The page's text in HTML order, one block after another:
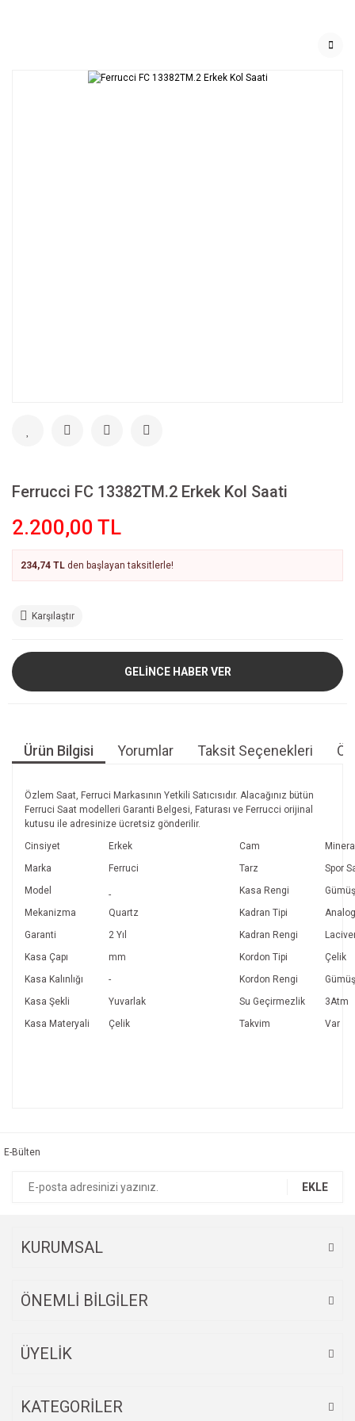
Ferrucci FC 13382TM.2 Erkek Kol Saati
2.200,00 TL
234,74 TL den başlayan taksitlerle!
Karşılaştır
GELİNCE HABER VER
Ürün Bilgisi Yorumlar Taksit Seçenekleri
Özlem Saat, Ferruci Markasının Yetkili Satıcısıdır. Alacağınız bütün
Ferruci Saat modelleri Garanti Belgesi, Faturası ve Ferrucci orijinal
kutusu ile adresinize ücretsiz gönderilir.
Cinsiyet
Erkek Cam
Marka
Ferruci Tarz
Spor
Model
- Kasa Rengi
Gümüş
Mekanizma
Quartz Kadran Tipi
Analog
Garanti
2 Yıl Kadran Rengi
Kasa Çapı
mm Kordon Tipi
Çelik
Kasa Kalınlığı
- Kordon Rengi
Gümüş
Kasa Şekli
Yuvarlak Su Geçirmezlik
3Atm
Kasa Materyali
Çelik Takvim Var
Ürün fiyatı diğer sitelerden daha pahalı.
E-Bülten
EKLE
KURUMSAL
ÖNEMLİ BİLGİLER
ÜYELİK
KATEGORİLER